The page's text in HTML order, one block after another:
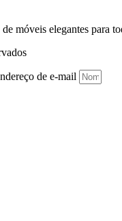
móveis elegantes para
de e-mail